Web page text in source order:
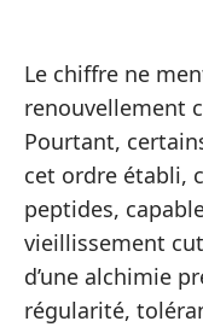
Le chiffre ne
renouvellement
Pourtant,
cet ordre établi,
peptides,
vieillissement
d’une alchimie
régularité,